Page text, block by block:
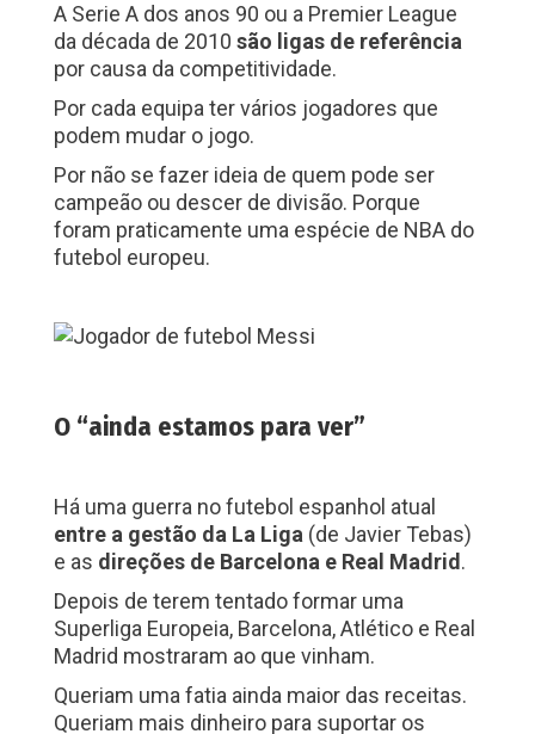
A Serie A dos anos 90 ou a Premier League
da década de 2010 são ligas de referência
por causa da competitividade.
Por cada equipa ter vários jogadores que
podem mudar o jogo.
Por não se fazer ideia de quem pode ser
campeão ou descer de divisão. Porque
foram praticamente uma espécie de NBA do
futebol europeu.
O “ainda estamos para ver”
Há uma guerra no futebol espanhol atual
entre a gestão da La Liga (de Javier Tebas)
e as direções de Barcelona e Real Madrid .
Depois de terem tentado formar uma
Superliga Europeia, Barcelona, Atlético e Real
Madrid mostraram ao que vinham.
Queriam uma fatia ainda maior das receitas.
Queriam mais dinheiro para suportar os